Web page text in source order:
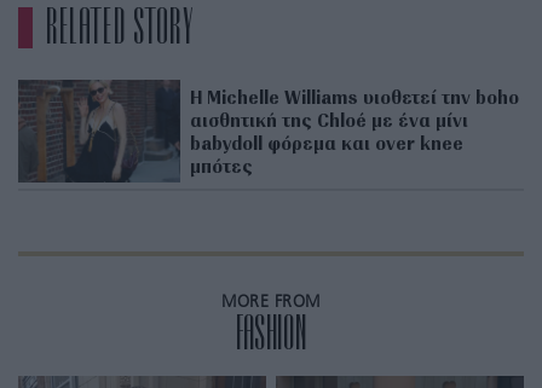
RELATED STORY
Η Michelle Williams υιοθετεί την boho
αισθητική της Chloé με ένα μίνι
babydoll φόρεμα και over knee
μπότες
MORE FROM
FASHION